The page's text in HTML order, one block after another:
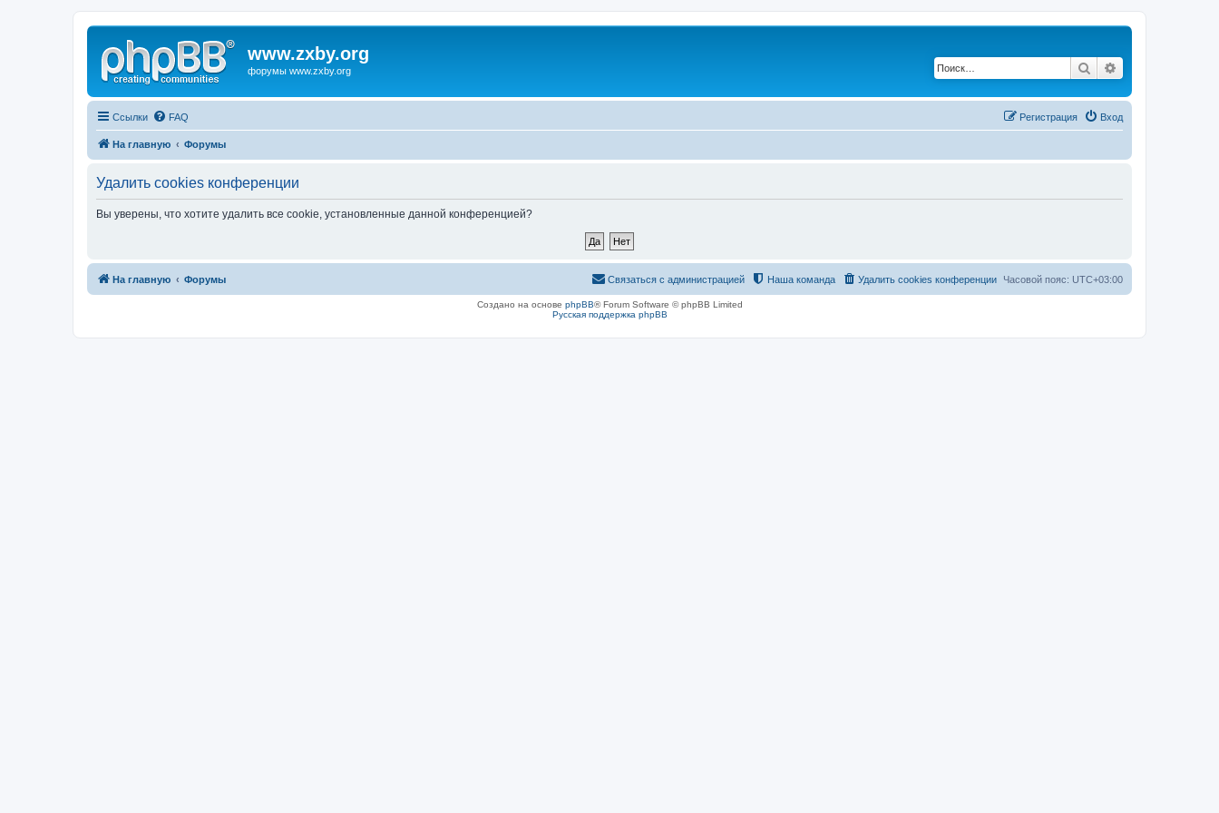
www.zxby.org
форумы www.zxby.org Поиск
Ссылки FAQ Вход
Регистрация
На главную Форумы
Удалить cookies конференции
Вы уверены, что хотите удалить все cookie, установленные данной конференцией?
На главную Форумы Часовой пояс: UTC+03:00
Удалить cookies конференции
Наша команда
Связаться с администрацией
Создано на основе phpBB® Forum Software © phpBB Limited
Русская поддержка phpBB